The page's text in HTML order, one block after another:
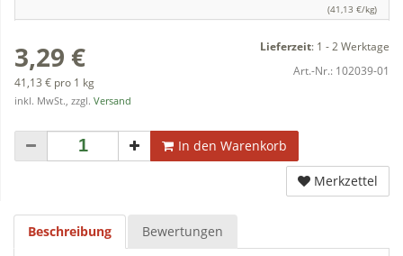
(41,13 €/kg)
3,29 €
41,13 € pro 1 kg
inkl. MwSt., zzgl. Versand
Lieferzeit: 1 - 2 Werktage
Art.-Nr.: 102039-01
In den Warenkorb
Merkzettel
Beschreibung Bewertungen